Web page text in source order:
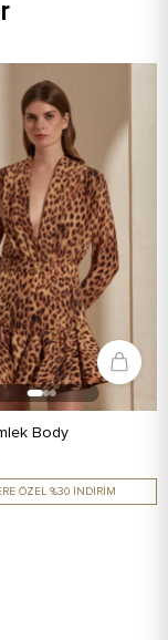
Body
ÖZEL %30 İNDİRİM